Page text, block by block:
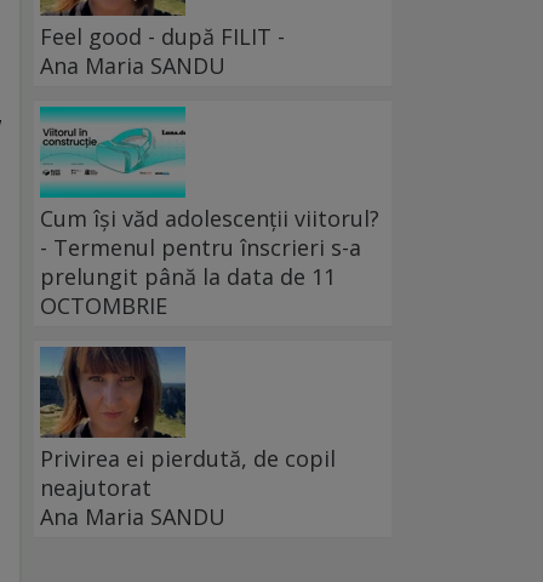
Feel good - după FILIT -
Ana Maria SANDU
Cum își văd adolescenții viitorul?
- Termenul pentru înscrieri s-a
prelungit până la data de 11
OCTOMBRIE
Privirea ei pierdută, de copil
neajutorat
Ana Maria SANDU